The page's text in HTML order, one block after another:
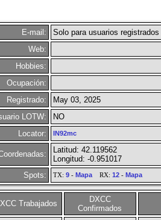
E-mail:
Solo para usuarios registrados
Web:
Hobbies:
Ocupación:
Registrado:
May 03, 2025
LOTW:
NO
Locator:
IN92mc
Latitud: 42.119562
Longitud: -0.951017
Spots:
TX: 9- MapaRX: 12- Mapa
Trabajados
DXCC
Confirmados